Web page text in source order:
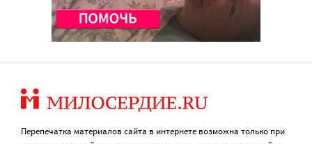
Перепечатка материалов сайта в интернете возможна только при